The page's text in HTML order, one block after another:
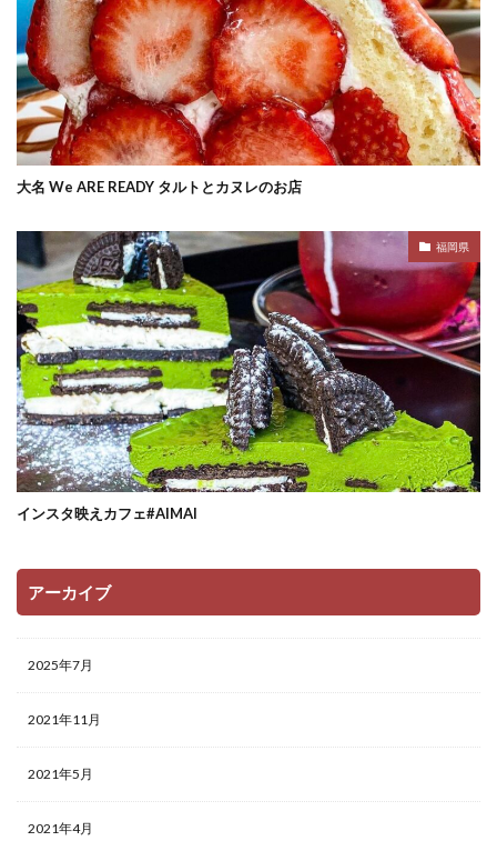
大名 We ARE READY タルトとカヌレのお店
福岡県
インスタ映えカフェ#AIMAI
アーカイブ
2025年7月
2021年11月
2021年5月
2021年4月